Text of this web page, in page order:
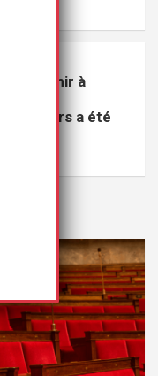
à punir à
mineurs a été